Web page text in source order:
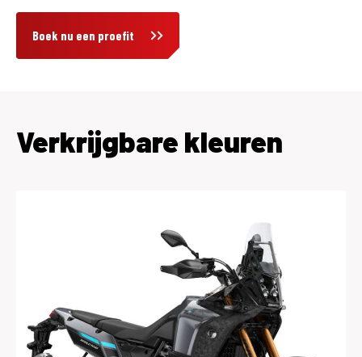
Boek nu een proefit
Verkrijgbare kleuren